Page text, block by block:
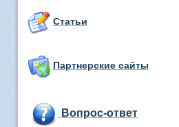
Статьи
Партнерские сайты
Вопрос-ответ